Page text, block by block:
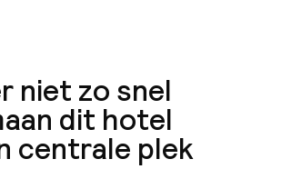
niet zo snel
dit hotel
centrale plek